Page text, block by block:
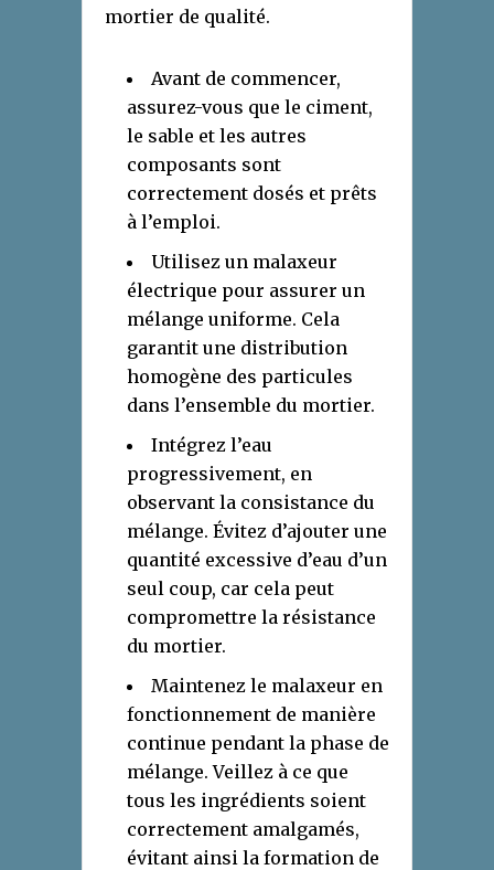
mortier de qualité.
Avant de commencer,
assurez-vous que le ciment,
le sable et les autres
composants sont
correctement dosés et prêts
à l’emploi.
Utilisez un malaxeur
électrique pour assurer un
mélange uniforme. Cela
garantit une distribution
homogène des particules
dans l’ensemble du mortier.
Intégrez l’eau
progressivement, en
observant la consistance du
mélange. Évitez d’ajouter une
quantité excessive d’eau d’un
seul coup, car cela peut
compromettre la résistance
du mortier.
Maintenez le malaxeur en
fonctionnement de manière
continue pendant la phase de
mélange. Veillez à ce que
tous les ingrédients soient
correctement amalgamés,
évitant ainsi la formation de